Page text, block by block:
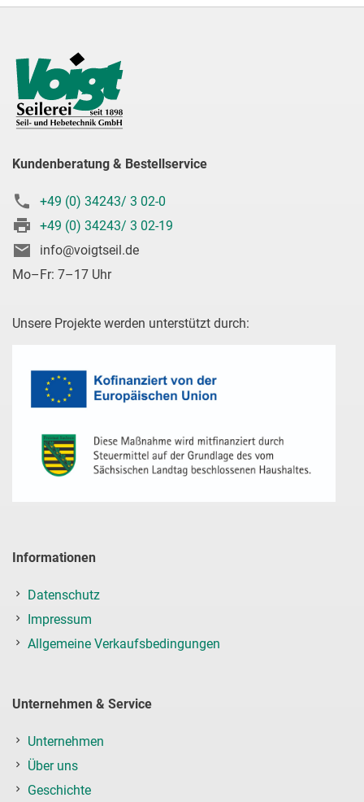
Kundenberatung & Bestellservice
+49 (0) 34243/ 3 02-0
+49 (0) 34243/ 3 02-19
info@voigtseil.de
Mo–Fr: 7–17 Uhr
Unsere Projekte werden unterstützt durch:
Informationen
Datenschutz
Impressum
Allgemeine Verkaufsbedingungen
Unternehmen & Service
Unternehmen
Über uns
Geschichte